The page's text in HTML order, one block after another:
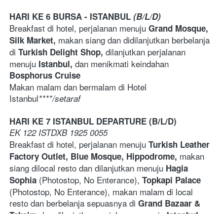
HARI KE 6 BURSA - ISTANBUL (B/L/D)
Breakfast di hotel, perjalanan menuju Grand Mosque,
Silk Market, makan siang dan didilanjutkan berbelanja
di Turkish Delight Shop, dilanjutkan perjalanan
menuju Istanbul,
Bosphorus Cruise
Makan malam dan bermalam di Hotel
Istanbul****/setaraf
HARI KE 7 ISTANBUL DEPARTURE (B/L/D)
EK 122 ISTDXB 1925 0055
Breakfast di hotel, perjalanan menuju Turkish Leather
Factory Outlet, Blue Mosque, Hippodrome, makan
siang dilocal resto dan dilanjutkan menuju Hagia
Sophia (Photostop, No Enterance),
(Photostop, No Enterance), makan malam di local
resto dan berbelanja sepuasnya di Grand Bazaar &